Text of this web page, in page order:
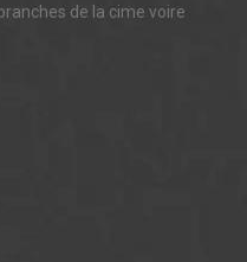
de la cime voire